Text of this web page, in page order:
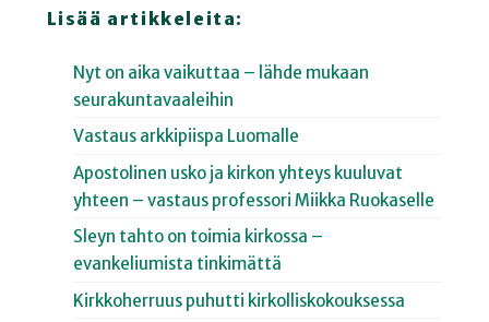
Lisää artikkeleita:
Nyt on aika vaikuttaa – lähde mukaan
seurakuntavaaleihin
Vastaus arkkipiispa Luomalle
Apostolinen usko ja kirkon yhteys kuuluvat
yhteen – vastaus professori Miikka Ruokaselle
Sleyn tahto on toimia kirkossa –
evankeliumista tinkimättä
Kirkkoherruus puhutti kirkolliskokouksessa